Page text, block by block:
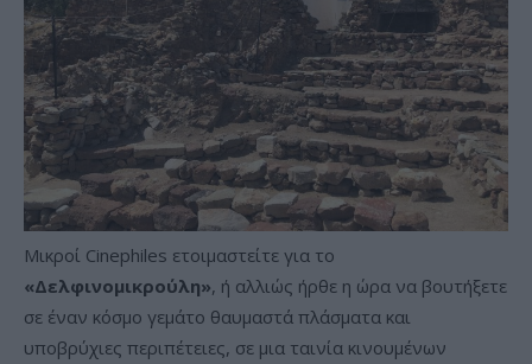
Μικροί Cinephiles ετοιμαστείτε για το
«Δελφινομικρούλη», ή αλλιώς ήρθε η ώρα να βουτήξετε
σε έναν κόσμο γεμάτο θαυμαστά πλάσματα και
υποβρύχιες περιπέτειες, σε μια ταινία κινουμένων